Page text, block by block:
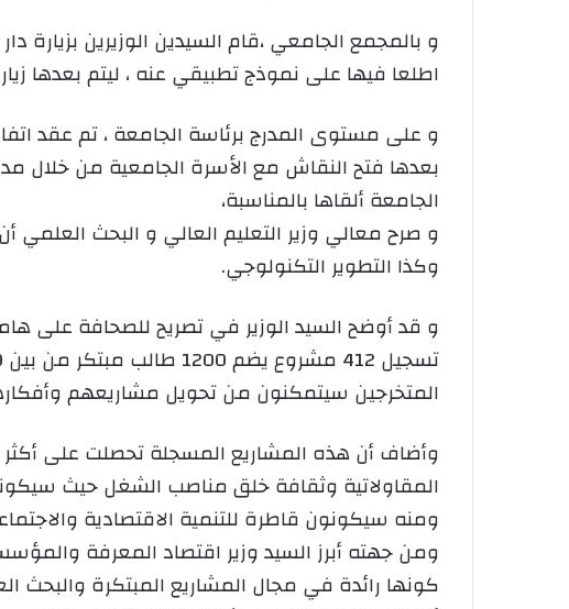
اطلعا فيها على نموذج تطبيقي عنه ، ليتم بعدها
و على مستوى المدرج برئاسة الجامعة ، تم عقد
بعدها فتح النقاش مع الأسرة الجامعية من خلال
الجامعة ألقاها بالمناسبة،
و صرح معالي وزير التعليم العالي و البحث العلمي
وكذا التطوير التكنولوجي.
و قد أوضح السيد الوزير في تصريح للصحافة على
المتخرجين سيتمكنون من تحويل مشاريعهم
المقاولاتية وثقافة خلق مناصب الشغل حيث
ومنه سيكونون قاطرة للتنمية الاقتصادية
ومن جهته أبرز السيد وزير اقتصاد المعرفة
كونها رائدة في مجال المشاريع المبتكرة